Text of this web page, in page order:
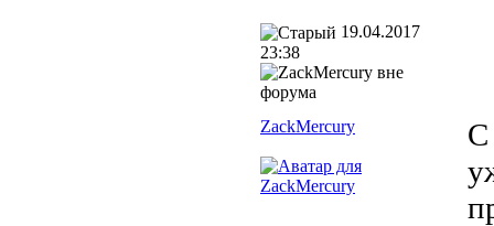
19.04.2017
23:38
ZackMercury
С